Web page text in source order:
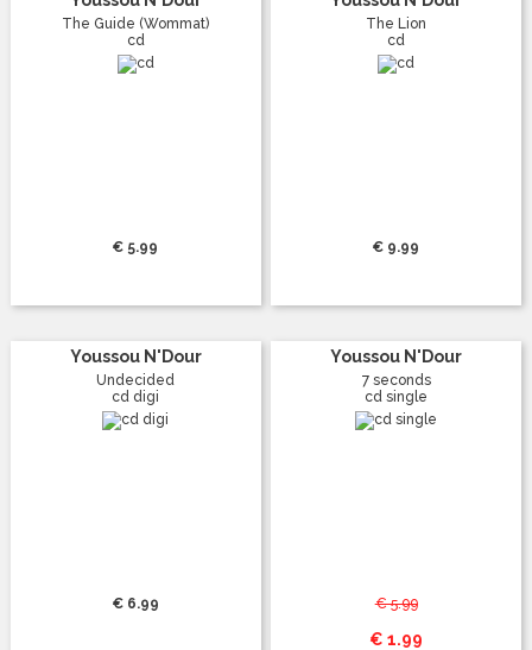
The Guide (Wommat)
cd
€ 5.99
The Lion
cd
€ 9.99
Youssou N'Dour
Undecided
cd digi
€ 6.99
Youssou N'Dour
7 seconds
cd single
€ 5.99
€ 1.99